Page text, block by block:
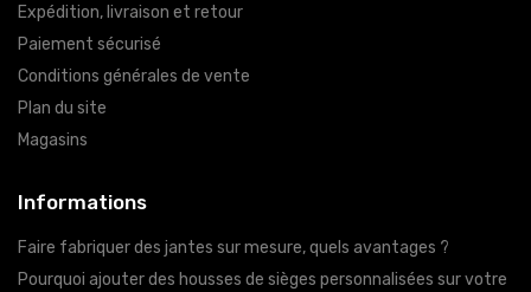
Expédition, livraison et retour
Paiement sécurisé
Conditions générales de vente
Plan du site
Magasins
Informations
Faire fabriquer des jantes sur mesure, quels avantages ?
Pourquoi ajouter des housses de sièges personnalisées sur votre